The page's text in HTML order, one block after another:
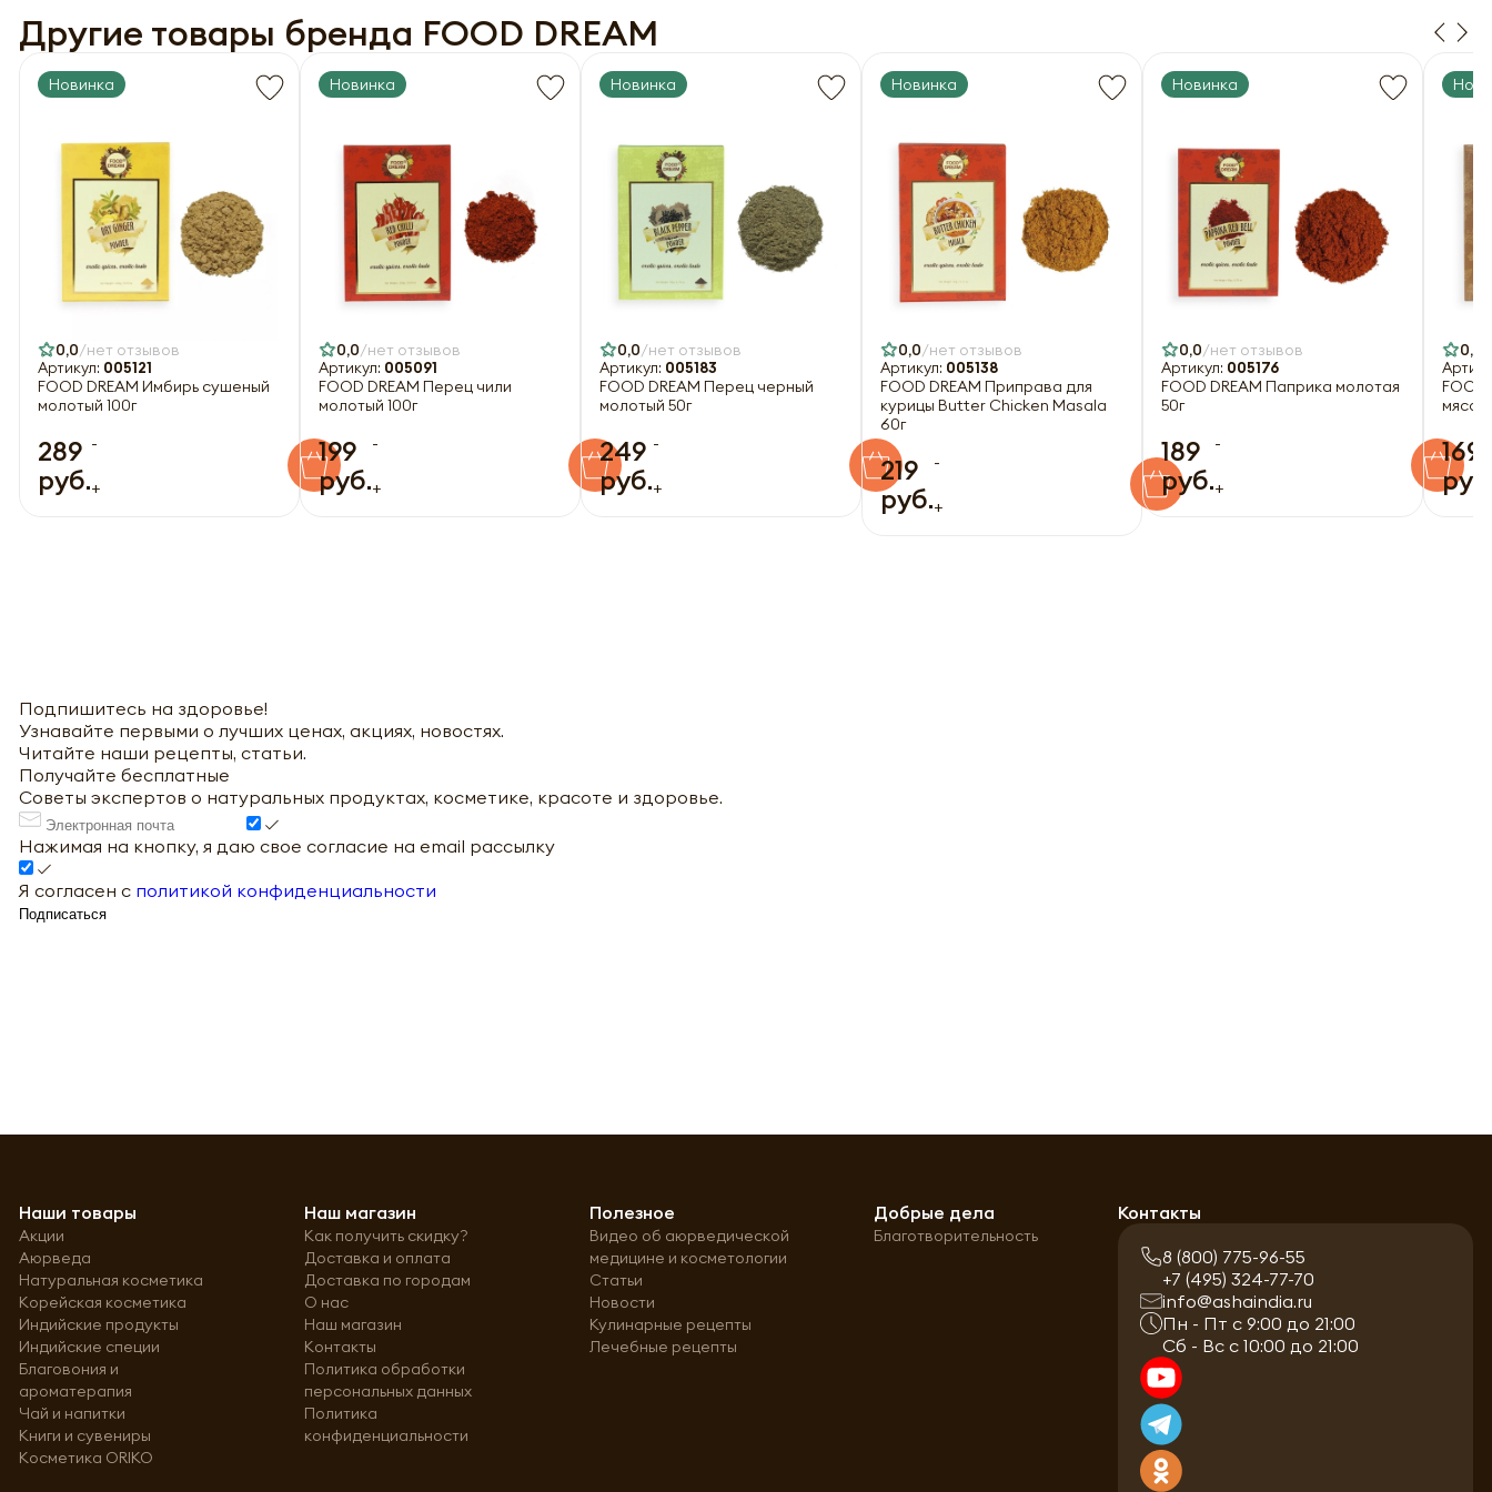
Другие товары бренда FOOD DREAM
Новинка
0,0 нет отзывов
Артикул: 005121
FOOD DREAM Имбирь сушеный
молотый 100г
289
руб.
-
+
Новинка
0,0 нет отзывов
Артикул: 005091
FOOD DREAM Перец чили
молотый 100г
199
руб.
-
+
Новинка
0,0 нет отзывов
Артикул: 005183
FOOD DREAM Перец черный
молотый 50г
249
руб.
-
+
Новинка
0,0 нет отзывов
Артикул: 005138
FOOD DREAM Приправа для
курицы Butter Chicken Masala
60г
219
руб.
-
+
Новинка
0,0 нет отзывов
Артикул: 005176
FOOD DREAM Паприка молотая
50г
189
руб.
-
+
0,0
FOOD
мяса
169
Подпишитесь на здоровье!
Узнавайте первыми о лучших ценах, акциях, новостях.
Читайте наши рецепты, статьи.
Получайте бесплатные
Советы экспертов о натуральных продуктах, косметике, красоте и здоровье.
Нажимая на кнопку, я даю свое согласие на email рассылку
Я согласен с политикой конфиденциальности
Подписаться
Наши товары
Акции
Аюрведа
Натуральная косметика
Корейская косметика
Индийские продукты
Индийские специи
Благовония и
ароматерапия
Чай и напитки
Книги и сувениры
Косметика ORIKO
Наш магазин
Как получить скидку?
Доставка и оплата
Доставка по городам
О нас
Наш магазин
Контакты
Политика обработки
персональных данных
Политика
конфиденциальности
Полезное
Видео об аюрведической
медицине и косметологии
Статьи
Новости
Кулинарные рецепты
Лечебные рецепты
Добрые дела
Благотворительность
Контакты
8 (800) 775-96-55
+7 (495) 324-77-70
info@ashaindia.ru
Пн - Пт с 9:00 до 21:00
Сб - Вс с 10:00 до 21:00